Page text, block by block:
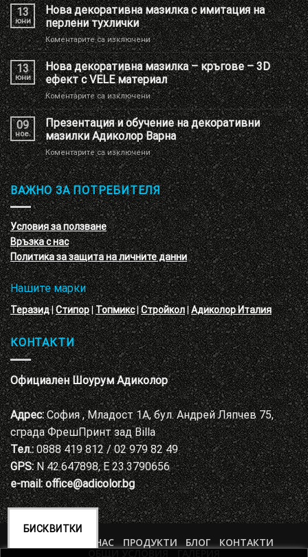
брандиране
на
Шоу
РУМ
Адиколор
13
юни
Нова декоративна мазилка с имитация на
перлени тухлички
Коментарите са изключениза
Нова
декоративна
мазилка
с
имитация
на
перлени
тухлички
13
юни
Нова декоративна мазилка – кръгове – 3D
ефект с VELE материал
Коментарите са изключениза
Нова
декоративна
мазилка
–
кръгове
–
3D
ефект
с
VELE
материал
09
ное.
Презентация и обучение на декоративни
мазилки Адиколор Варна
Коментарите са изключениза
Презентация
и
обучение
на
декоративни
мазилки
Адиколор
Варна
ВАЖНО ЗА ПОТРЕБИТЕЛЯ
Условия за ползване
Връзка с нас
Политика за защита на личните данни
Нашите марки
Теразид|Стипор|Топмикс|Стройкол|Адиколор Италия
КОНТАКТИ
Официален Шоурум Адиколор
Адрес:София , Младост 1А, бул. Андрей Ляпчев 75,
сграда ФрешПринт зад Billa
Тел.:0888 419 812 / 02 979 82 49
GPS:N 42.647898, E 23.3790656
e-mail: office@adicolor.bg
ЗА НАС ПРОДУКТИ БЛОГ
КОНТАКТИ
ОБЩИ УСЛОВИЯ
ГАЛЕРИЯ
БИСКВИТКИ